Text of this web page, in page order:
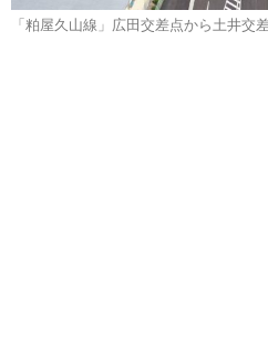
「粕屋久山線」広田交差点から土井交